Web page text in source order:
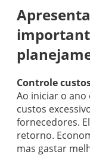
Controle
Ao iniciar o
custos
fornecedores.
retorno.
mas gastar